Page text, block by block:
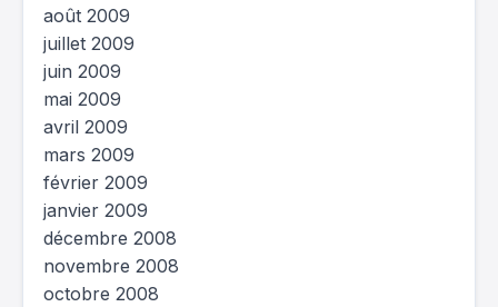
août 2009
juillet 2009
juin 2009
mai 2009
avril 2009
mars 2009
février 2009
janvier 2009
décembre 2008
novembre 2008
octobre 2008